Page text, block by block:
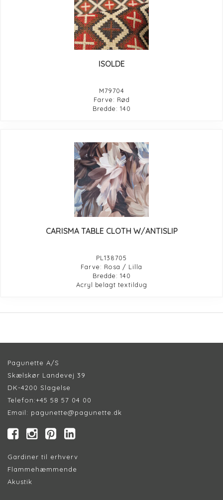
ISOLDE
M79704
Farve: Rød
Bredde: 140
CARISMA TABLE CLOTH W/ANTISLIP
PL138705
Farve: Rosa / Lilla
Bredde: 140
Acryl belagt textildug
Pagunette A/S
Skælskør Landevej 39
DK-4200 Slagelse
Telefon:+45 58 57 04 00
Email: pagunette@pagunette.dk
Gardiner til erhverv
Flammehæmmende
Akustik